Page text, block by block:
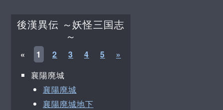
後漢異伝 ～妖怪三国志
～
« 1 2 3 4 5
»
襄陽廃城
襄陽廃城
襄陽廃城地下